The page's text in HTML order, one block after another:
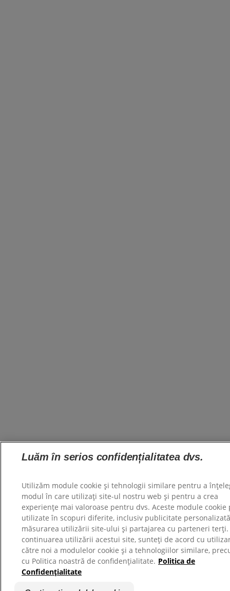
Luăm în serios confidențialitatea dvs.
Utilizăm module cookie și tehnologii similare pentru a
modul în care utilizați site-ul nostru web și pentru a crea
experiențe mai valoroase pentru dvs. Aceste module cookie
utilizate în scopuri diferite, inclusiv publicitate
măsurarea utilizării site-ului și partajarea cu parteneri terți.
continuarea utilizării acestui site, sunteți de acord cu
către noi a modulelor cookie și a tehnologiilor similare,
cu Politica noastră de confidențialitate. Politica de
Confidențialitate